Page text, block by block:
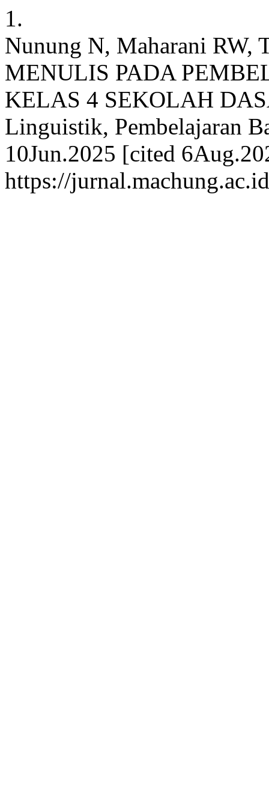
1.
Nunung N, Maharani RW,
MENULIS PADA
KELAS 4 SEKOLAH
Linguistik, Pembelajaran
10Jun.2025 [cited
https://